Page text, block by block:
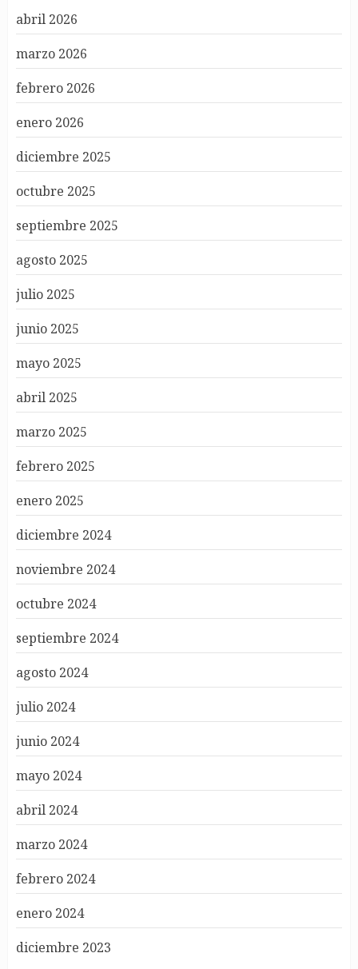
abril 2026
marzo 2026
febrero 2026
enero 2026
diciembre 2025
octubre 2025
septiembre 2025
agosto 2025
julio 2025
junio 2025
mayo 2025
abril 2025
marzo 2025
febrero 2025
enero 2025
diciembre 2024
noviembre 2024
octubre 2024
septiembre 2024
agosto 2024
julio 2024
junio 2024
mayo 2024
abril 2024
marzo 2024
febrero 2024
enero 2024
diciembre 2023